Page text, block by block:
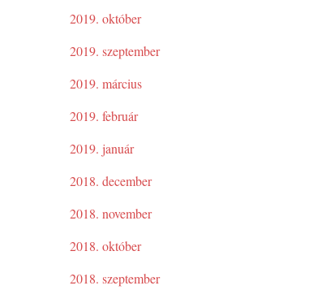
2019. október
2019. szeptember
2019. március
2019. február
2019. január
2018. december
2018. november
2018. október
2018. szeptember